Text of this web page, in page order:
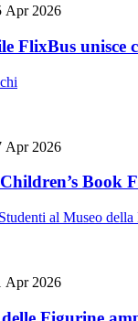
Apr 2026
FlixBus unisce
Apr 2026
Book
Apr 2026